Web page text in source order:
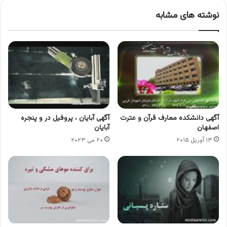
نوشته های مشابه
آگهی دانشکده معارف قرآن و عترت
اصفهان
۱۳ آوریل ۲۰۱۵
آگهی آبایان ، پروفیل در و پنجره
آبایان
۲۰ می ۲۰۲۳